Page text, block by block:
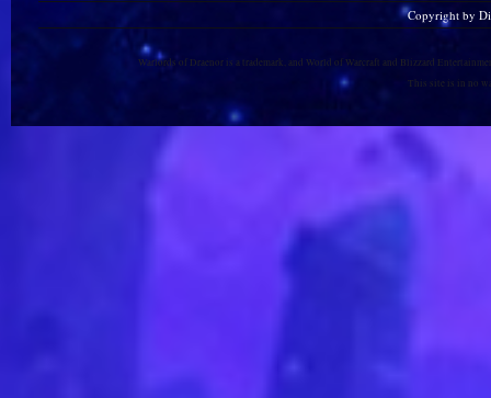
Copyright by
Warlords of Draenor is a trademark, and World of Warcraft and Blizzard
This site is in no